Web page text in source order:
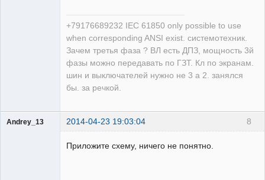
+79176689232 IEC 61850 only possible to use
when corresponding ANSI exist. системотехник.
Зачем третья фаза ? ВЛ есть ДПЗ, мощность 3й
фазы можно передавать по ГЗТ. Кл по экранам.
шин и выключателей нужно не 3 а 2. занялся
бы. за речкой.
8
Andrey_13 2014-04-23 19:03:04
Приложите схему, ничего не понятно.